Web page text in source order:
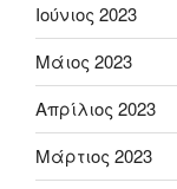
Ιούνιος 2023
Μάιος 2023
Απρίλιος 2023
Μάρτιος 2023